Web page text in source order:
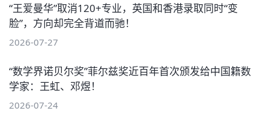
“王爱曼华”取消120+专业，英国和香港录取同时“变
脸”，方向却完全背道而驰！
2026-07-27
“数学界诺贝尔奖”菲尔兹奖近百年首次颁发给中国籍数
学家：王虹、邓煜！
2026-07-24